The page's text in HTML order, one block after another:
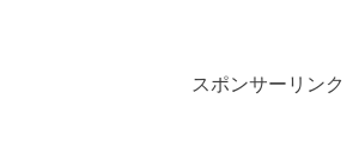
スポンサーリンク